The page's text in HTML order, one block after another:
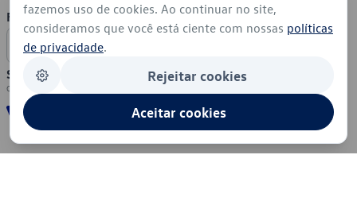
Formas de Pagamento
Segurança
fazemos uso de cookies. Ao continuar no site,
consideramos que você está ciente com nossas políticas
de privacidade.
Rejeitar cookies
Aceitar cookies